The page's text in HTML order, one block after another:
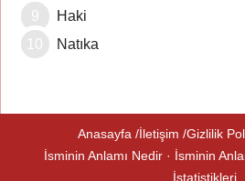
Haki
Natıka
Anasayfa İletişim Gizlilik
İsminin Anlamı Nedir · İsminin
İstatistikleri